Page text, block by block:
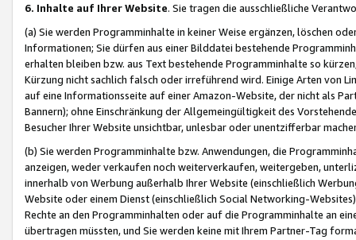
6. Inhalte auf Ihrer Website. Sie tragen die ausschließliche
(a) Sie werden Programminhalte in keiner Weise ergänzen, löschen
Informationen; Sie dürfen aus einer Bilddatei bestehende
erhalten bleiben bzw. aus Text bestehende Programminhalte so
Kürzung nicht sachlich falsch oder irreführend wird. Einige Arten von
auf eine Informationsseite auf einer Amazon-Website, der nicht als
Bannern); ohne Einschränkung der Allgemeingültigkeit des
Besucher Ihrer Website unsichtbar, unlesbar oder unentzifferbar
(b) Sie werden Programminhalte bzw. Anwendungen, die
anzeigen, weder verkaufen noch weiterverkaufen, weitergeben,
innerhalb von Werbung außerhalb Ihrer Website (einschließlich
Website oder einem Dienst (einschließlich Social Networking-
Rechte an den Programminhalten oder auf die Programminhalte an
übertragen müssten, und Sie werden keine mit Ihrem Partner-Tag